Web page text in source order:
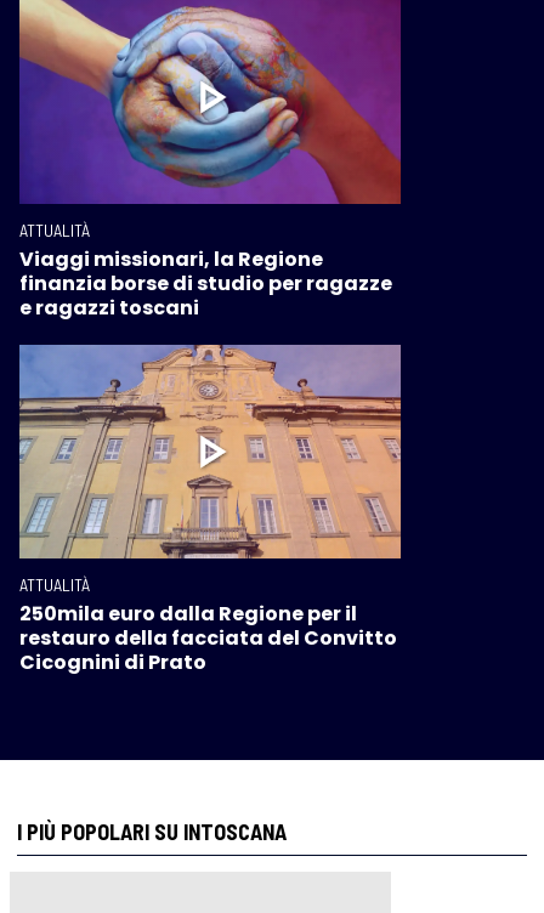
ATTUALITÀ
Viaggi missionari, la Regione
finanzia borse di studio per ragazze
e ragazzi toscani
ATTUALITÀ
250mila euro dalla Regione per il
restauro della facciata del Convitto
Cicognini di Prato
I PIÙ POPOLARI SU INTOSCANA